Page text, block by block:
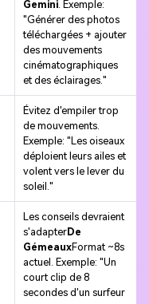
Gemini. Exemple:
"Générer des photos
téléchargées + ajouter
des mouvements
cinématographiques
et des éclairages."
Évitez d'empiler trop
de mouvements.
Exemple: "Les oiseaux
déploient leurs ailes et
volent vers le lever du
soleil."
Les conseils devraient
s'adapterDe
GémeauxFormat ~8s
actuel. Exemple: "Un
court clip de 8
secondes d'un surfeur